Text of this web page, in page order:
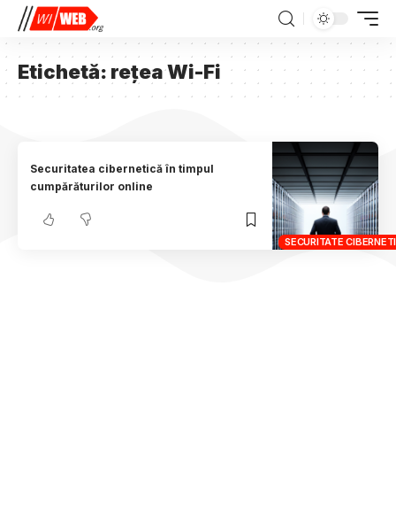
Etichetă: rețea Wi-Fi
SECURITATE
Securitatea cibernetică în timpul
cumpărăturilor online